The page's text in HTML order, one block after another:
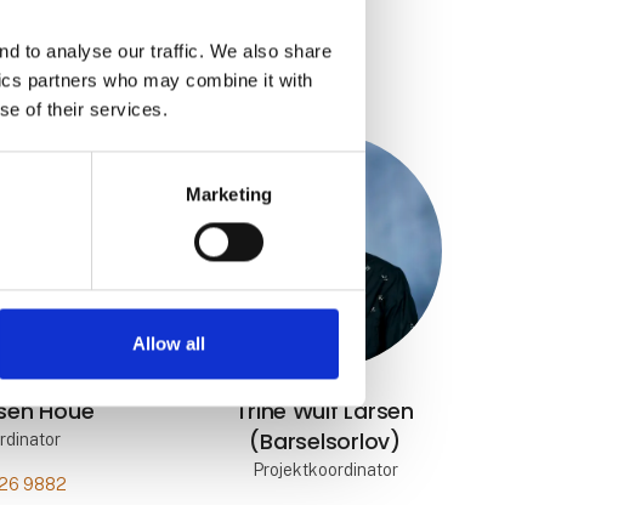
to analyse our traffic. We also share
partners who may combine it with
of their services.
Marketing
Allow all
Houe
9882
Trine Wulf Larsen
(Barselsorlov)
Projektkoordinator